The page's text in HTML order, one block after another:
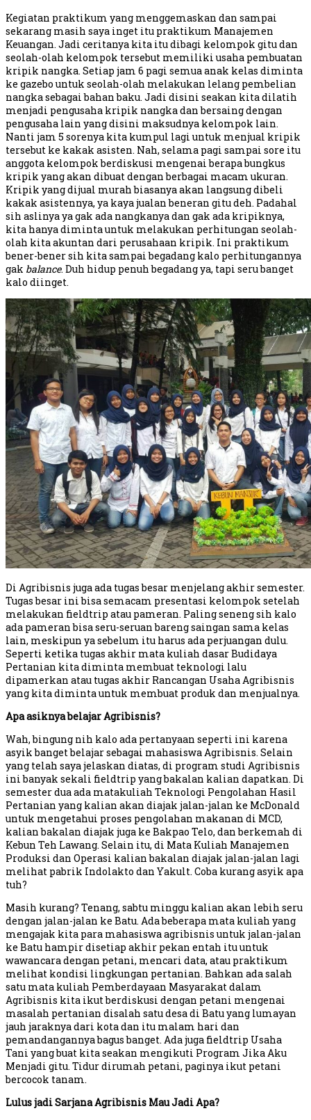
Kegiatan praktikum yang menggemaskan dan sampai
sekarang masih saya inget itu praktikum Manajemen
Keuangan. Jadi ceritanya kita itu dibagi kelompok gitu dan
seolah-olah kelompok tersebut memiliki usaha pembuatan
kripik nangka. Setiap jam 6 pagi semua anak kelas diminta
ke gazebo untuk seolah-olah melakukan lelang pembelian
nangka sebagai bahan baku. Jadi disini seakan kita dilatih
menjadi pengusaha kripik nangka dan bersaing dengan
pengusaha lain yang disini maksudnya kelompok lain.
Nanti jam 5 sorenya kita kumpul lagi untuk menjual kripik
tersebut ke kakak asisten. Nah, selama pagi sampai sore itu
anggota kelompok berdiskusi mengenai berapa bungkus
kripik yang akan dibuat dengan berbagai macam ukuran.
Kripik yang dijual murah biasanya akan langsung dibeli
kakak asistennya, ya kaya jualan beneran gitu deh. Padahal
sih aslinya ya gak ada nangkanya dan gak ada kripiknya,
kita hanya diminta untuk melakukan perhitungan seolah-
olah kita akuntan dari perusahaan kripik. Ini praktikum
bener-bener sih kita sampai begadang kalo perhitungannya
gak balance. Duh hidup penuh begadang ya, tapi seru banget
kalo diinget.
Di Agribisnis juga ada tugas besar menjelang akhir semester.
Tugas besar ini bisa semacam presentasi kelompok setelah
melakukan fieldtrip atau pameran. Paling seneng sih kalo
ada pameran bisa seru-seruan bareng saingan sama kelas
lain, meskipun ya sebelum itu harus ada perjuangan dulu.
Seperti ketika tugas akhir mata kuliah dasar Budidaya
Pertanian kita diminta membuat teknologi lalu
dipamerkan atau tugas akhir Rancangan Usaha Agribisnis
yang kita diminta untuk membuat produk dan menjualnya.
Apa asiknya belajar Agribisnis?
Wah, bingung nih kalo ada pertanyaan seperti ini karena
asyik banget belajar sebagai mahasiswa Agribisnis. Selain
yang telah saya jelaskan diatas, di program studi Agribisnis
ini banyak sekali fieldtrip yang bakalan kalian dapatkan. Di
semester dua ada matakuliah Teknologi Pengolahan Hasil
Pertanian yang kalian akan diajak jalan-jalan ke McDonald
untuk mengetahui proses pengolahan makanan di MCD,
kalian bakalan diajak juga ke Bakpao Telo, dan berkemah di
Kebun Teh Lawang. Selain itu, di Mata Kuliah Manajemen
Produksi dan Operasi kalian bakalan diajak jalan-jalan lagi
melihat pabrik Indolakto dan Yakult. Coba kurang asyik apa
tuh?
Masih kurang? Tenang, sabtu minggu kalian akan lebih seru
dengan jalan-jalan ke Batu. Ada beberapa mata kuliah yang
mengajak kita para mahasiswa agribisnis untuk jalan-jalan
ke Batu hampir disetiap akhir pekan entah itu untuk
wawancara dengan petani, mencari data, atau praktikum
melihat kondisi lingkungan pertanian. Bahkan ada salah
satu mata kuliah Pemberdayaan Masyarakat dalam
Agribisnis kita ikut berdiskusi dengan petani mengenai
masalah pertanian disalah satu desa di Batu yang lumayan
jauh jaraknya dari kota dan itu malam hari dan
pemandangannya bagus banget. Ada juga fieldtrip Usaha
Tani yang buat kita seakan mengikuti Program Jika Aku
Menjadi gitu. Tidur dirumah petani, paginya ikut petani
bercocok tanam.
Lulus jadi Sarjana Agribisnis Mau Jadi Apa?